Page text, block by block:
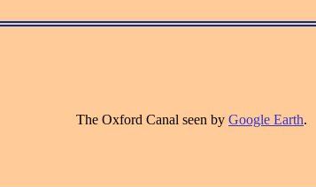
The Oxford Canal seen by Google Earth.